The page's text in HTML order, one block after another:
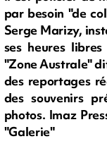
par besoin "de
Serge Marizy,
ses heures
"Zone Australe"
des reportages
des souvenirs
photos. Imaz
"Galerie"